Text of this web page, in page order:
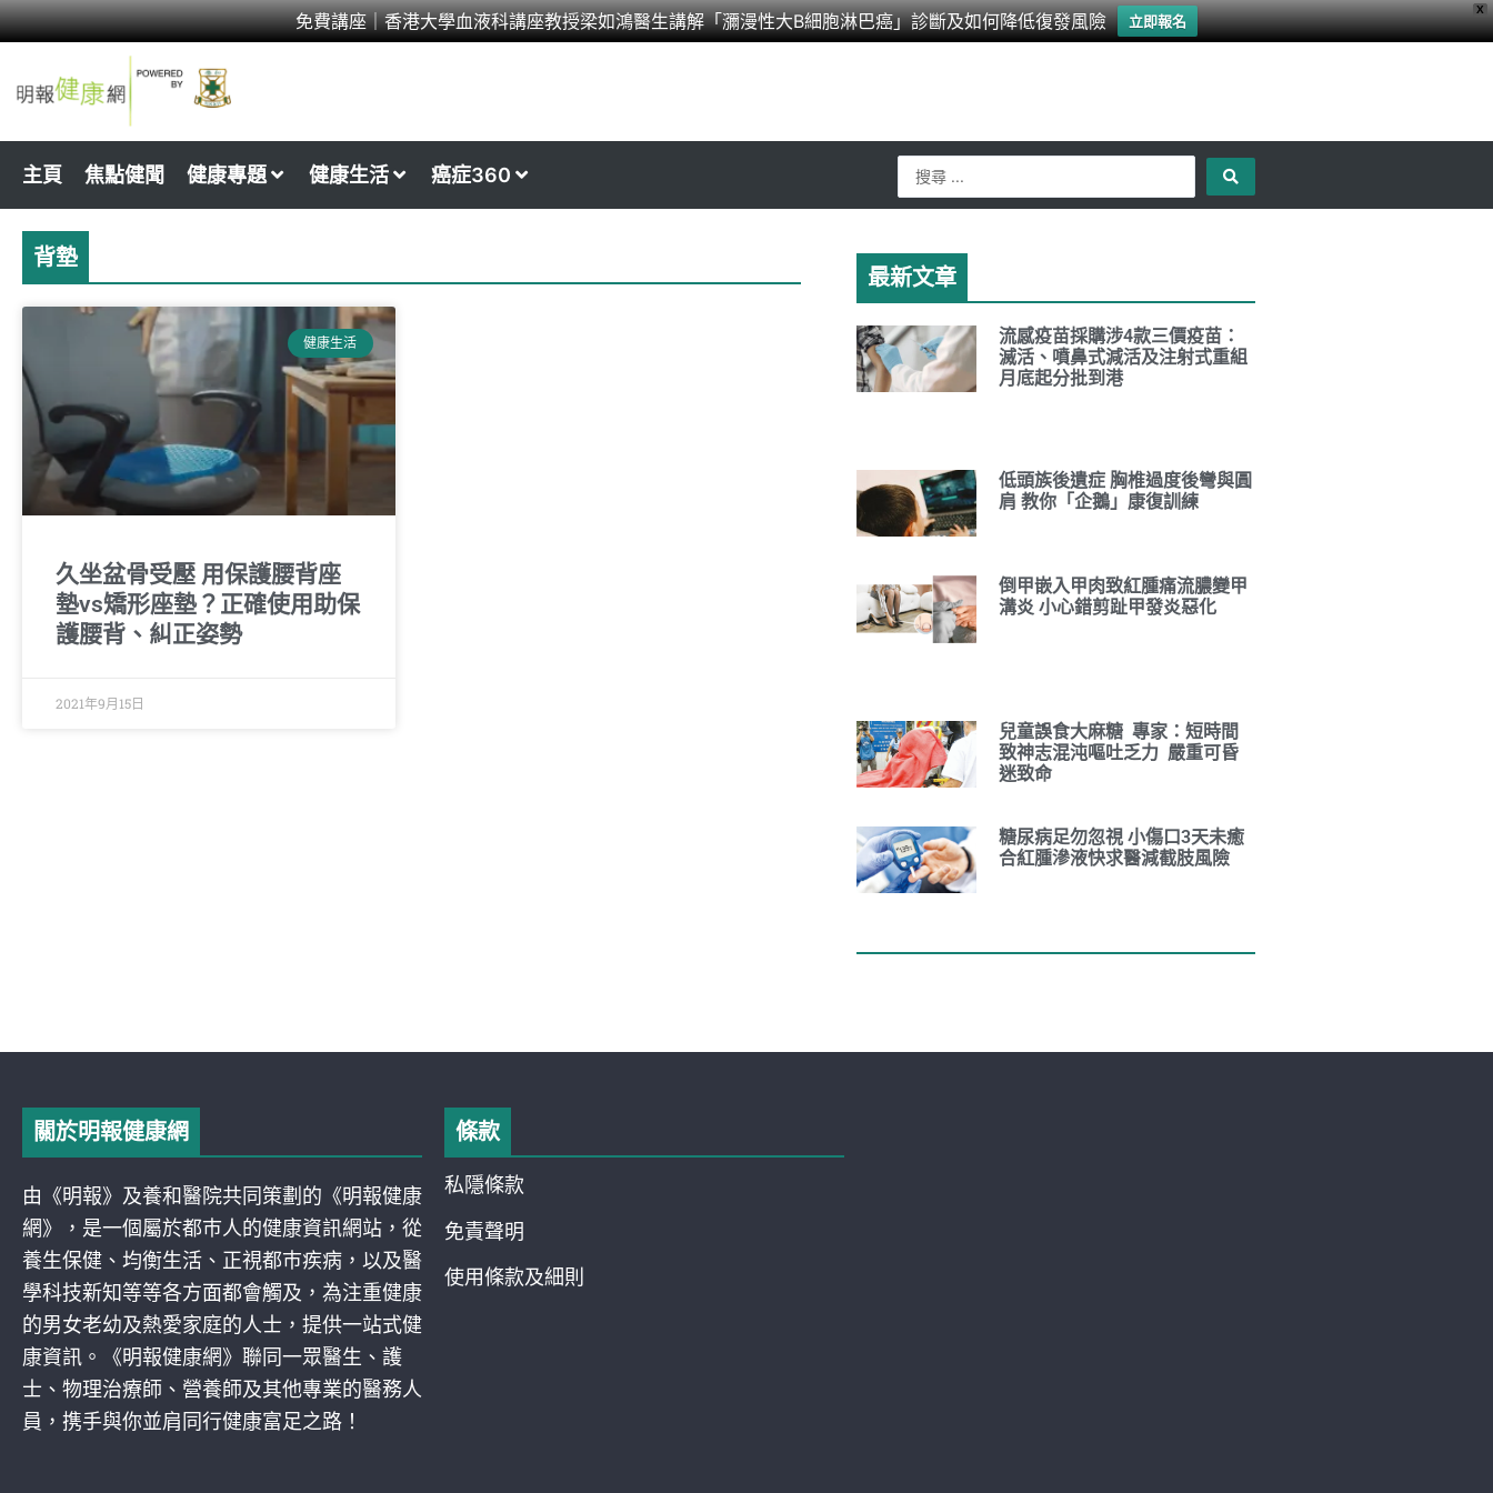
X
免費講座｜香港大學血液科講座教授梁如鴻醫生講解「瀰漫性大B細胞淋巴癌」診斷及如何降低復發風險 立即報名
Skip
to
content
主頁 焦點健聞 健康專題 健康生活 癌症360
Search
...
背墊
健康生活
久坐盆骨受壓 用保護腰背座
墊vs矯形座墊？正確使用助保
護腰背、糾正姿勢
2021年9月15日
最新文章
流感疫苗採購涉4款三價疫苗：
滅活、噴鼻式減活及注射式重組
月底起分批到港
低頭族後遺症 胸椎過度後彎與圓
肩 教你「企鵝」康復訓練
倒甲嵌入甲肉致紅腫痛流膿變甲
溝炎 小心錯剪趾甲發炎惡化
兒童誤食大麻糖 專家：短時間
致神志混沌嘔吐乏力 嚴重可昏
迷致命
糖尿病足勿忽視 小傷口3天未癒
合紅腫滲液快求醫減截肢風險
關於明報健康網
由《明報》及養和醫院共同策劃的《明報健康
網》，是一個屬於都巿人的健康資訊網站，從
養生保健、均衡生活、正視都巿疾病，以及醫
學科技新知等等各方面都會觸及，為注重健康
的男女老幼及熱愛家庭的人士，提供一站式健
康資訊。《明報健康網》聯同一眾醫生、護
士、物理治療師、營養師及其他專業的醫務人
員，携手與你並肩同行健康富足之路！
條款
私隱條款
免責聲明
使用條款及細則